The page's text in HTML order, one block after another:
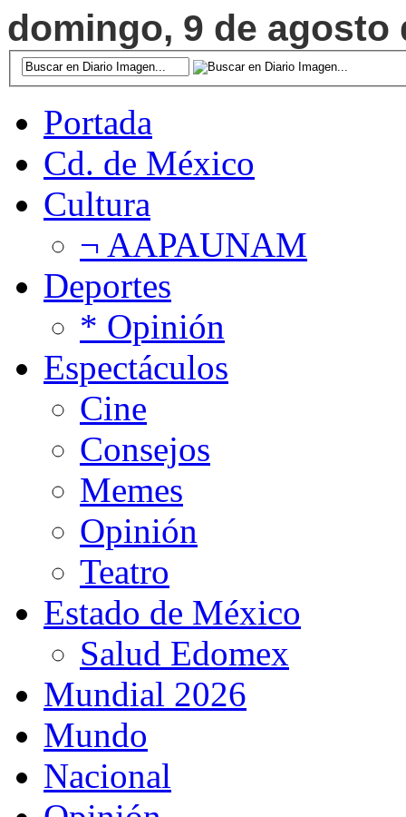
domingo, 9 de agosto
Portada
Cd. de México
Cultura
¬ AAPAUNAM
Deportes
* Opinión
Espectáculos
Cine
Consejos
Memes
Opinión
Teatro
Estado de México
Salud Edomex
Mundial 2026
Mundo
Nacional